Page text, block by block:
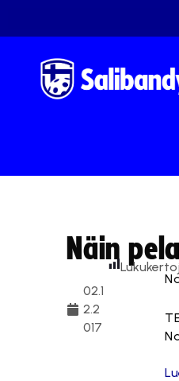
Näin
02.1
2.2
017